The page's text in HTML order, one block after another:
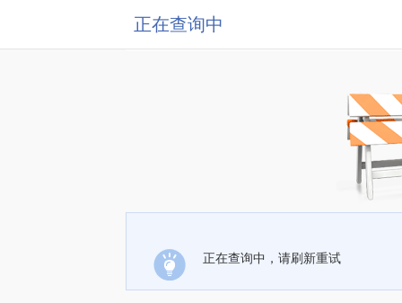
正在查询中
正在查询中，请刷新重试